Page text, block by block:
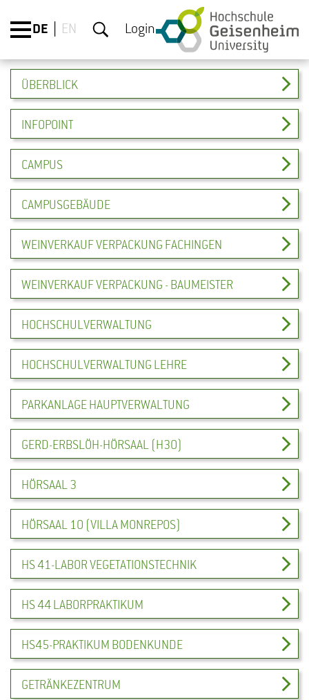
DE EN Login
ÜBERBLICK
INFOPOINT
CAMPUS
CAMPUSGEBÄUDE
WEINVERKAUF VERPACKUNG FACHINGEN
WEINVERKAUF VERPACKUNG - BAUMEISTER
HOCHSCHULVERWALTUNG
HOCHSCHULVERWALTUNG LEHRE
PARKANLAGE HAUPTVERWALTUNG
GERD-ERBSLÖH-HÖRSAAL (H30)
HÖRSAAL 3
HÖRSAAL 10 (VILLA MONREPOS)
HS 41-LABOR VEGETATIONSTECHNIK
HS 44 LABORPRAKTIKUM
HS45-PRAKTIKUM BODENKUNDE
GETRÄNKEZENTRUM